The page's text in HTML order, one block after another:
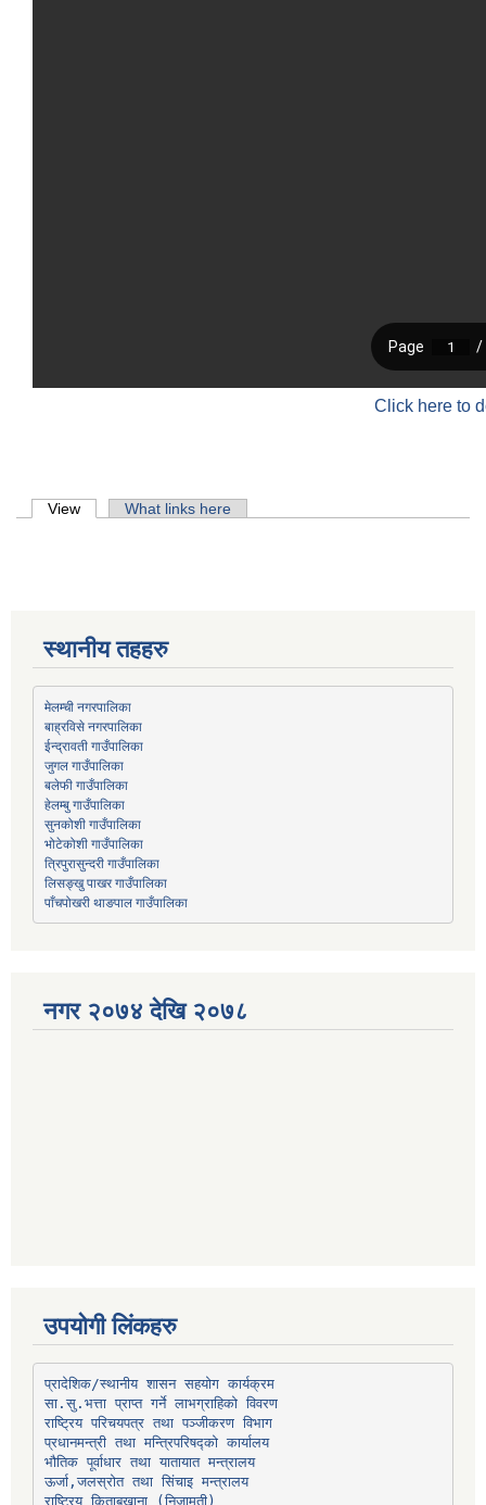
Click here to
Primary tabs
View (active tab)What links here
स्थानीय तहहरु
मेलम्ची नगरपालिका
बाह्रविसे नगरपालिका
ईन्द्रावती गाउँपालिका
जुगल गाउँपालिका
बलेफी गाउँपालिका
हेलम्बु गाउँपालिका
सुनकोशी गाउँपालिका
भोटेकोशी गाउँपालिका
त्रिपुरासुन्दरी गाउँपालिका
लिसङ्खु पाखर गाउँपालिका
पाँचपोखरी थाङपाल गाउँपालिका
नगर २०७४ देखि २०७८
उपयोगी लिंकहरु
प्रादेशिक/स्थानीय शासन सहयोग कार्यक्रम
सा.सु.भत्ता प्राप्त गर्ने लाभग्राहिको विवरण
राष्ट्रिय परिचयपत्र तथा पञ्‍जीकरण विभाग
प्रधानमन्त्री तथा मन्त्रिपरिषद्को कार्यालय
भौतिक पूर्वाधार तथा यातायात मन्त्रालय
ऊर्जा,जलस्रोत तथा सिंचाइ मन्त्रालय